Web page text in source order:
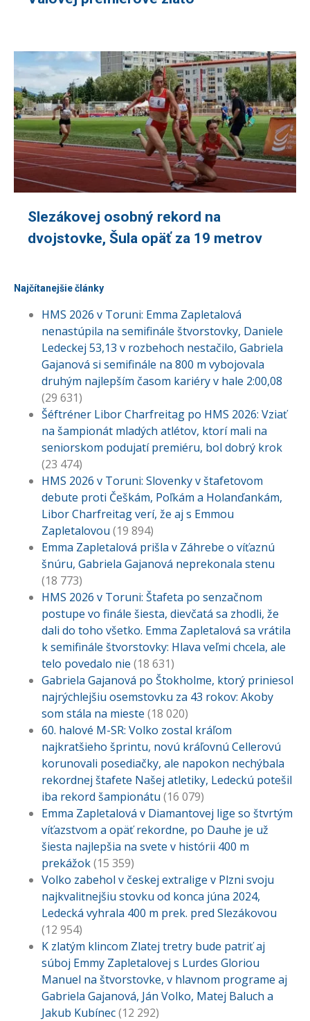
Slezákovej osobný rekord na
dvojstovke, Šula opäť za 19 metrov
Najčítanejšie články
HMS 2026 v Toruni: Emma Zapletalová
nenastúpila na semifinále štvorstovky, Daniele
Ledeckej 53,13 v rozbehoch nestačilo, Gabriela
Gajanová si semifinále na 800 m vybojovala
druhým najlepším časom kariéry v hale 2:00,08
(29 631)
Šéftréner Libor Charfreitag po HMS 2026: Vziať
na šampionát mladých atlétov, ktorí mali na
seniorskom podujatí premiéru, bol dobrý krok
(23 474)
HMS 2026 v Toruni: Slovenky v štafetovom
debute proti Češkám, Poľkám a Holanďankám,
Libor Charfreitag verí, že aj s Emmou
Zapletalovou (19 894)
Emma Zapletalová prišla v Záhrebe o víťaznú
šnúru, Gabriela Gajanová neprekonala stenu
(18 773)
HMS 2026 v Toruni: Štafeta po senzačnom
postupe vo finále šiesta, dievčatá sa zhodli, že
dali do toho všetko. Emma Zapletalová sa vrátila
k semifinále štvorstovky: Hlava veľmi chcela, ale
telo povedalo nie (18 631)
Gabriela Gajanová po Štokholme, ktorý priniesol
najrýchlejšiu osemstovku za 43 rokov: Akoby
som stála na mieste (18 020)
60. halové M-SR: Volko zostal kráľom
najkratšieho šprintu, novú kráľovnú Cellerovú
korunovali posediačky, ale napokon nechýbala
rekordnej štafete Našej atletiky, Ledeckú potešil
iba rekord šampionátu (16 079)
Emma Zapletalová v Diamantovej lige so štvrtým
víťazstvom a opäť rekordne, po Dauhe je už
šiesta najlepšia na svete v histórii 400 m
prekážok(15 359)
Volko zabehol v českej extralige v Plzni svoju
najkvalitnejšiu stovku od konca júna 2024,
Ledecká vyhrala 400 m prek. pred Slezákovou
(12 954)
K zlatým klincom Zlatej tretry bude patriť aj
súboj Emmy Zapletalovej s Lurdes Gloriou
Manuel na štvorstovke, v hlavnom programe aj
Gabriela Gajanová, Ján Volko, Matej Baluch a
Jakub Kubínec(12 292)